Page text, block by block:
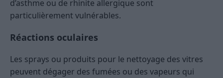
d’asthme ou de rhinite allergique sont
particulièrement vulnérables.
Réactions oculaires
Les sprays ou produits pour le nettoyage des vitres
peuvent dégager des fumées ou des vapeurs qui